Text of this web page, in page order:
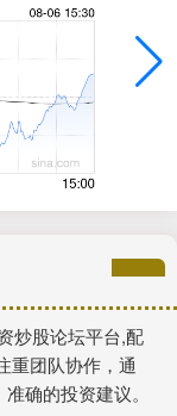
炒股论坛平台,配
重团队协作，通
确的投资建议。